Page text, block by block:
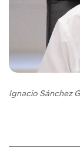
Ignacio Sánchez